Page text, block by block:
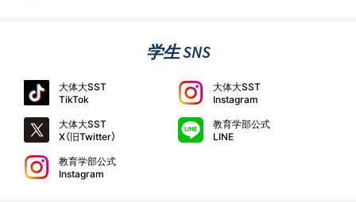
学生 SNS
大体大SST
TikTok
大体大SST
Instagram
大体大SST
X（旧Twitter）
教育学部公式
LINE
教育学部公式
Instagram